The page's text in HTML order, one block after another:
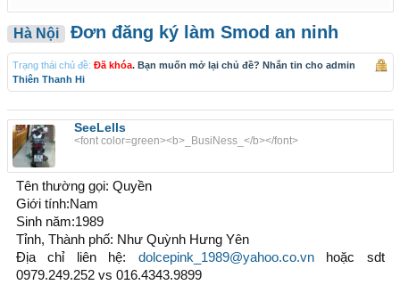
Hà Nội Đơn đăng ký làm Smod an ninh
Trạng thái chủ đề: Đã khóa. Bạn muốn mở lại chủ đề? Nhắn tin cho admin
Thiên Thanh Hi
SeeLells
<font color=green><b>_BusiNess_</b></font>
Tên thường gọi: Quyền
Giới tính:Nam
Sinh năm:1989
Tỉnh, Thành phố: Như Quỳnh Hưng Yên
Địa chỉ liên hệ: dolcepink_1989@yahoo.co.vnhoặc sdt
0979.249.252 vs 016.4343.9899